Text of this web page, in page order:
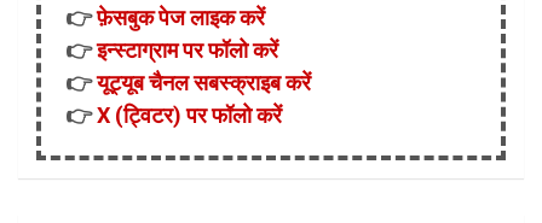
👉फ़ेसबुक पेज लाइक करें
👉इन्स्टाग्राम पर फॉलो करें
👉यूट्यूब चैनल सबस्क्राइब करें
👉X (ट्विटर) पर फॉलो करें